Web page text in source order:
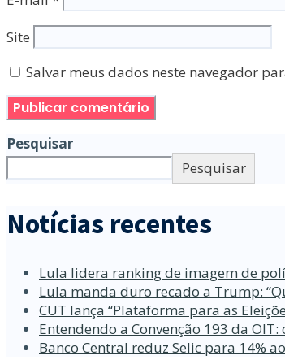
Site
Salvar meus dados neste navegador
Pesquisar
Pesquisar
Notícias recentes
Lula lidera ranking de imagem de
Lula manda duro recado a Trump:
CUT lança “Plataforma para as
Entendendo a Convenção 193 da
Banco Central reduz Selic para 14%